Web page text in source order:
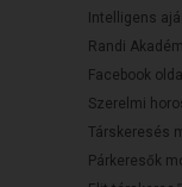
Intelligens
Randi
Facebook
Szerelmi
Társkeresés
Párkeresők